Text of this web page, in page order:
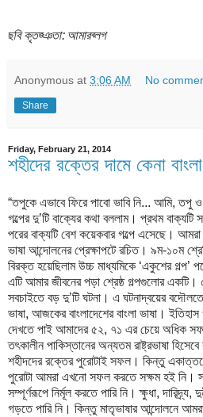
ছবি কৃতজ্ঞতা: আমারব্লগ
Anonymous at 3:06 AM No
Share
Friday, February 21, 2014
শহীদের রক্তের দামে কেনা
“তপুকে এভাবে ফিরে পাবো ভাবি নি... আমি, তপু
গল্পের দু’টি বাক্যের কথা বললাম। প্রথম
পরের বাক্যটি বেশ কয়েকবার গল্পে এসেছে।
ভাষা আন্দোলনের প্রেক্ষাপটে রচিত। ৯ম-১০ম
বিরক্ত হয়েছিলাম উচ্চ মাধ্যমিকে ‘একুশের
এটি আমার জীবনের পড়া শ্রেষ্ঠ গল্পগুলোর
সবচাইতে বড় দু’টি ঘটনা। এ ঘটনাদ্বয়ের
ভাষা, আজকের বাংলাদেশের বাংলা ভাষা।
দেখতে পাই আমাদের ৫২, ৭১ এর চেয়ে অধিক
তৎকালীন পাকিস্তানের অন্যতম রাষ্ট্রভাষা
শহীদদের রক্তের পুরোটাই সফল। কিন্তু
পুরোটা আমরা এখনো সফল করতে সক্ষম হই নি।
সম্পূর্ণরূপে নির্মূল করতে পারি নি। ক্ষুধা,
গড়তে পারি নি। কিন্তু মাতৃভাষার আন্দোলনে